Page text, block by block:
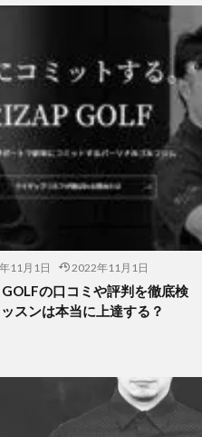
11月1日 2022年11月1日
GOLFの口コミや評判を徹底検
スンは本当に上達する？